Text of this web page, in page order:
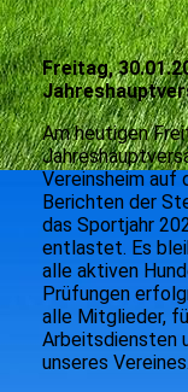
Freitag,
Am heutigen
Vereinsheim auf
Berichten der
das Sportjahr
entlastet. Es
alle aktiven
Prüfungen
alle Mitglieder,
Arbeitsdiensten
unseres Vereines.